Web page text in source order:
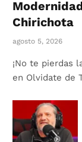
Chirichota
agosto 5, 2026
¡No te pierdas
en Olvidate de